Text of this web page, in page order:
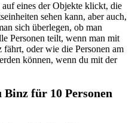
eines der Objekte klickt, die
sehen kann, aber auch,
sich überlegen, ob man
Personen teilt, wenn man mit
oder wie die Personen am
können, wenn du mit der
für 10 Personen